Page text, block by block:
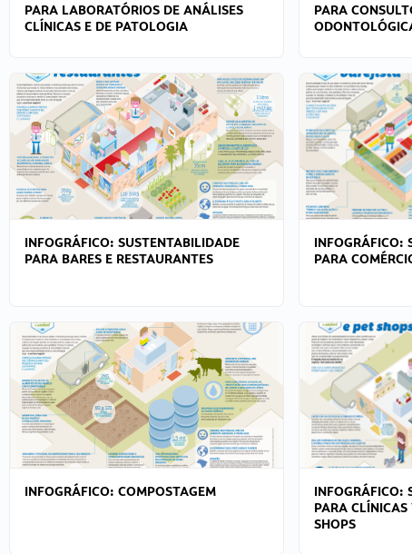
PARA LABORATÓRIOS DE ANÁLISES
CLÍNICAS E DE PATOLOGIA
PARA
INFOGRÁFICO: SUSTENTABILIDADE
PARA BARES E RESTAURANTES
INFOGRÁFICO:
PARA
INFOGRÁFICO: COMPOSTAGEM
INFOGRÁFICO:
PARA
SHOPS